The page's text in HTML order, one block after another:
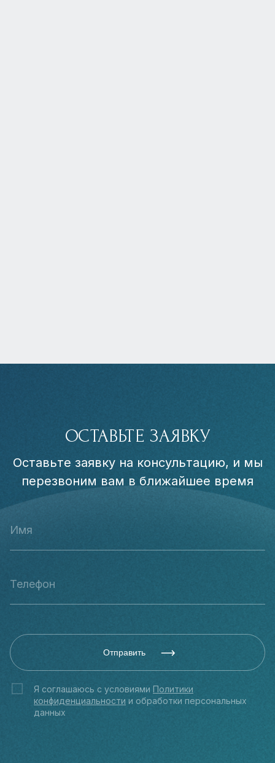
ОСТАВЬТЕ ЗАЯВКУ
Оставьте заявку на консультацию, и мы
перезвоним вам в ближайшее время
Отправить
Я соглашаюсь с условиями Политики
конфиденциальности и обработки персональных
данных